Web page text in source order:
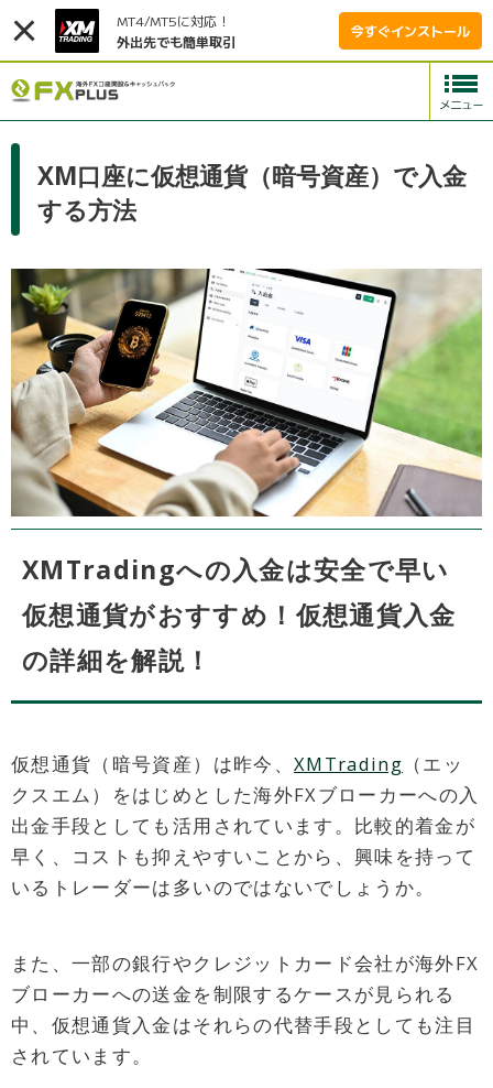
MT4/MT5に対応！
外出先でも簡単取引
今すぐインストール
XM口座に仮想通貨（暗号資産）で入金
する方法
XMTradingへの入金は安全で早い
仮想通貨がおすすめ！仮想通貨入金
の詳細を解説！
仮想通貨（暗号資産）は昨今、 XMTrading （エッ
クスエム）をはじめとした海外FXブローカーへの入
出金手段としても活用されています。比較的着金が
早く、コストも抑えやすいことから、興味を持って
いるトレーダーは多いのではないでしょうか。
また、一部の銀行やクレジットカード会社が海外FX
ブローカーへの送金を制限するケースが見られる
中、仮想通貨入金はそれらの代替手段としても注目
されています。